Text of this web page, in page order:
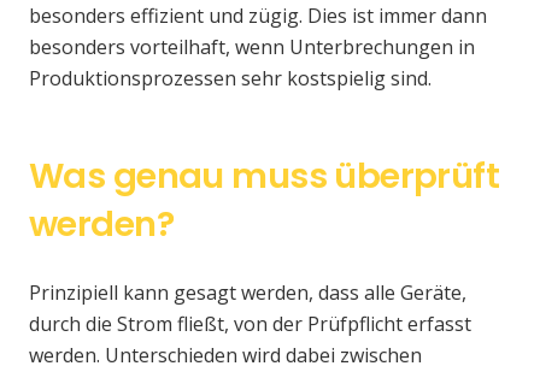
besonders effizient und zügig. Dies ist immer dann
besonders vorteilhaft, wenn Unterbrechungen in
Produktionsprozessen sehr kostspielig sind.
Was genau muss überprüft
werden?
Prinzipiell kann gesagt werden, dass alle Geräte,
durch die Strom fließt, von der Prüfpflicht erfasst
werden. Unterschieden wird dabei zwischen